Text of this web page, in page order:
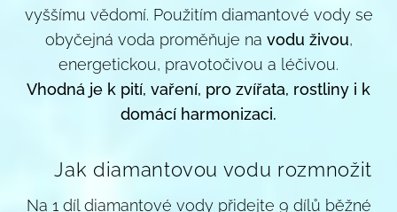
vyššímu vědomí. Použitím diamantové vody se
obyčejná voda proměňuje na vodu živou,
energetickou, pravotočivou a léčivou.
Vhodná je k pití, vaření, pro zvířata, rostliny i k
domácí harmonizaci.
🔄 Jak diamantovou vodu rozmnožit
Na 1 díl diamantové vody přidejte 9 dílů běžné